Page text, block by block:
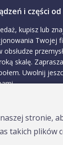
i części
kupisz lub
Twojej
skalę.
Uwolnij
© 2026
stronie,
takich plików